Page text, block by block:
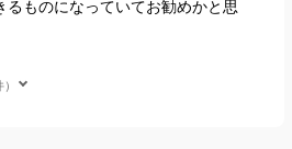
ものになっていてお勧めかと思